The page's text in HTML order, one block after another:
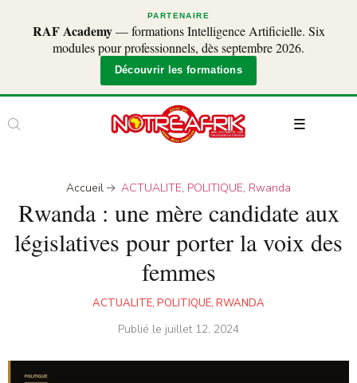
PARTENAIRE
RAF Academy— formations Intelligence Artificielle. Six
modules pour professionnels, dès septembre 2026.
Découvrir les formations
Accueil ACTUALITE, POLITIQUE, Rwanda
Rwanda : une mère candidate aux
législatives pour porter la voix des
femmes
ACTUALITE, POLITIQUE, RWANDA
Publié le juillet 12, 2024